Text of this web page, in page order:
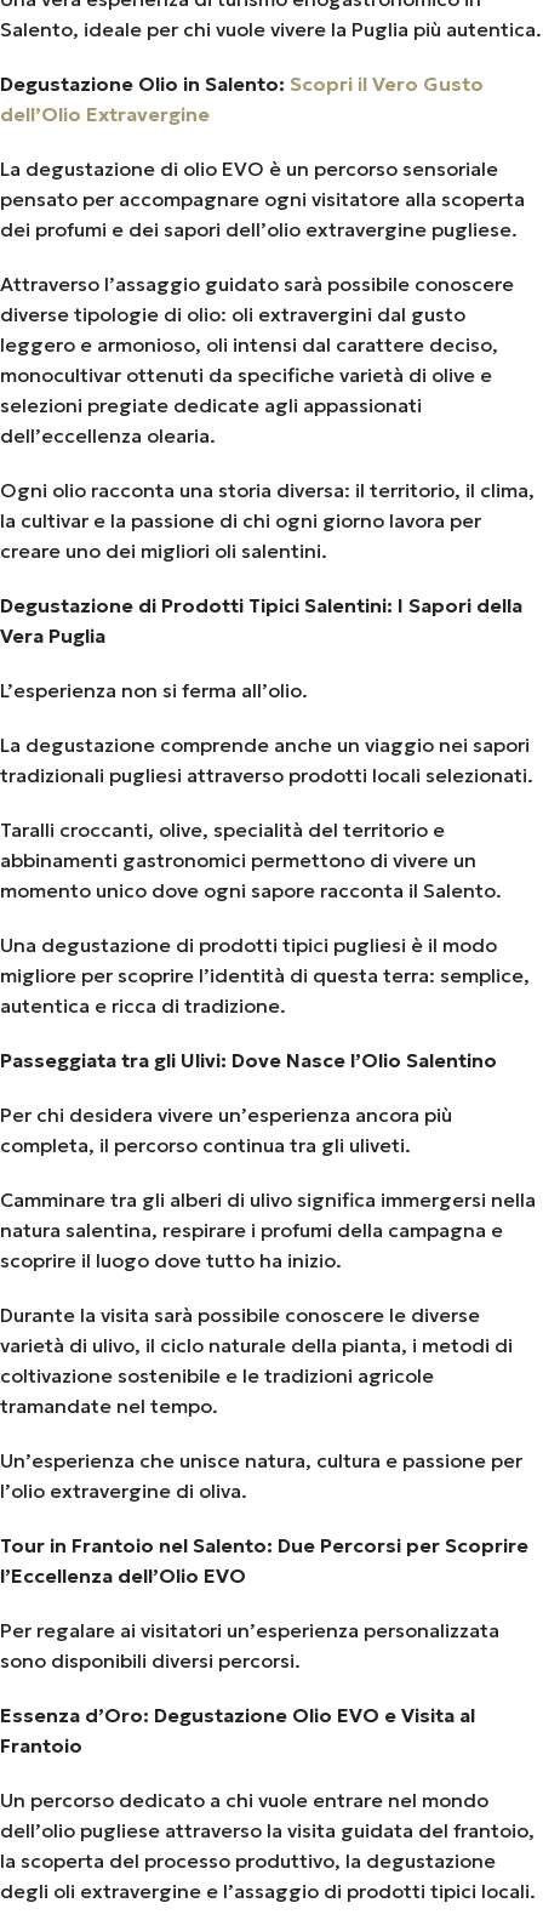
Salento, ideale per chi vuole vivere la Puglia più autentica.
Degustazione Olio in Salento: Scopri il Vero Gusto
dell’Olio Extravergine
La degustazione di olio EVO è un percorso sensoriale
pensato per accompagnare ogni visitatore alla scoperta
dei profumi e dei sapori dell’olio extravergine pugliese.
Attraverso l’assaggio guidato sarà possibile conoscere
diverse tipologie di olio: oli extravergini dal gusto
leggero e armonioso, oli intensi dal carattere deciso,
monocultivar ottenuti da specifiche varietà di olive e
selezioni pregiate dedicate agli appassionati
dell’eccellenza olearia.
Ogni olio racconta una storia diversa: il territorio, il clima,
la cultivar e la passione di chi ogni giorno lavora per
creare uno dei migliori oli salentini.
Degustazione di Prodotti Tipici Salentini: I Sapori della
Vera Puglia
L’esperienza non si ferma all’olio.
La degustazione comprende anche un viaggio nei sapori
tradizionali pugliesi attraverso prodotti locali selezionati.
Taralli croccanti, olive, specialità del territorio e
abbinamenti gastronomici permettono di vivere un
momento unico dove ogni sapore racconta il Salento.
Una degustazione di prodotti tipici pugliesi è il modo
migliore per scoprire l’identità di questa terra: semplice,
autentica e ricca di tradizione.
Passeggiata tra gli Ulivi: Dove Nasce l’Olio Salentino
Per chi desidera vivere un’esperienza ancora più
completa, il percorso continua tra gli uliveti.
Camminare tra gli alberi di ulivo significa immergersi nella
natura salentina, respirare i profumi della campagna e
scoprire il luogo dove tutto ha inizio.
Durante la visita sarà possibile conoscere le diverse
varietà di ulivo, il ciclo naturale della pianta, i metodi di
coltivazione sostenibile e le tradizioni agricole
tramandate nel tempo.
Un’esperienza che unisce natura, cultura e passione per
l’olio extravergine di oliva.
Tour in Frantoio nel Salento: Due Percorsi per Scoprire
l’Eccellenza dell’Olio EVO
Per regalare ai visitatori un’esperienza personalizzata
sono disponibili diversi percorsi.
Essenza d’Oro: Degustazione Olio EVO e Visita al
Frantoio
Un percorso dedicato a chi vuole entrare nel mondo
dell’olio pugliese attraverso la visita guidata del frantoio,
la scoperta del processo produttivo, la degustazione
degli oli extravergine e l’assaggio di prodotti tipici locali.